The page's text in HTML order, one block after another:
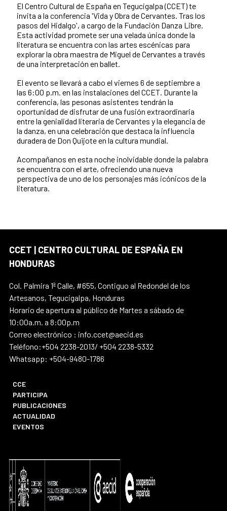
El Centro Cultural de España en Tegucigalpa (CCET) te
invita a la conferencia 'Vida y Obra de Cervantes. Tras los
pasos del Hidalgo', a cargo de la Fundación Danza Libre.
Esta actividad promete ser una velada única donde la
literatura se encuentra con las artes escénicas para
explorar la obra maestra de Miguel de Cervantes a través
de una interpretación en ballet.
El evento se llevará a cabo el viernes 6 de septiembre a
las 6:00 p.m. en las instalaciones del CCET. Durante la
conferencia, las pesonas asistentes tendrán la
oportunidad de disfrutar de una fusión extraordinaria
entre la genialidad literaria de Cervantes y la elegancia de
la danza, en una celebración que destaca la influencia
duradera de Don Quijote en la cultura mundial.
Acompañanos en esta noche inolvidable donde la palabra
se encuentra con el arte, ofreciendo una nueva
perspectiva de uno de los personajes más icónicos de la
literatura.
CCET | CENTRO CULTURAL DE ESPAÑA EN
HONDURAS
Col. Palmira 1ª Calle, #655, Contiguo al Redondel de los
Artesanos, Tegucigalpa, Honduras
Horario de apertura al público de Martes a sábado de
10:00a.m. a 8:00p.m
Correo electrónico : info.ccet@aecid.es
Teléfono:+504 2238-2013/ +504 2238-5332
Whatsapp: +504-9480-1786
CCE
PARTICIPA
PUBLICACIONES
ACTUALIDAD
EVENTOS